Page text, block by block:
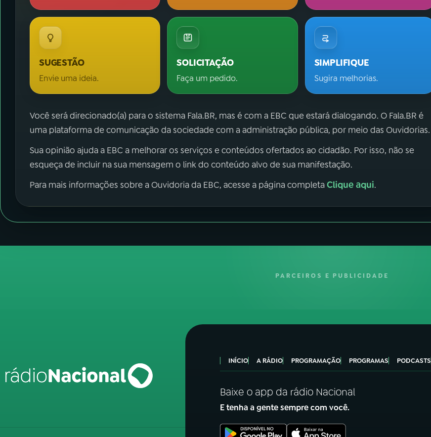
SUGESTÃO
Envie uma ideia.
SOLICITAÇÃO
Faça um pedido.
SIMPLIFIQUE
Sugira melhorias.
Você será direcionado(a) para o sistema Fala.BR, mas é com a EBC que estará dialogando. O Fala.BR é
uma plataforma de comunicação da sociedade com a administração pública, por meio das Ouvidorias.
Sua opinião ajuda a EBC a melhorar os serviços e conteúdos ofertados ao cidadão. Por isso, não se
esqueça de incluir na sua mensagem o link do conteúdo alvo de sua manifestação.
Para mais informações sobre a Ouvidoria da EBC, acesse a página completaClique aqui.
PARCEIROS E PUBLICIDADE
INÍCIO A RÁDIO PROGRAMAÇÃO PROGRAMAS PODCASTS
Baixe o app da rádio Nacional
E tenha a gente sempre com você.